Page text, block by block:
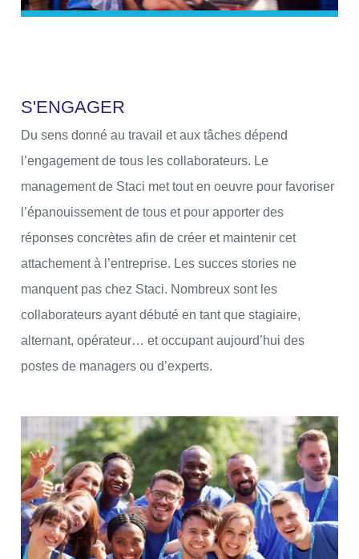
S'ENGAGER
Du sens donné au travail et aux tâches dépend
l’engagement de tous les collaborateurs. Le
management de Staci met tout en oeuvre pour favoriser
l’épanouissement de tous et pour apporter des
réponses concrètes afin de créer et maintenir cet
attachement à l’entreprise. Les succes stories ne
manquent pas chez Staci. Nombreux sont les
collaborateurs ayant débuté en tant que stagiaire,
alternant, opérateur… et occupant aujourd’hui des
postes de managers ou d’experts.